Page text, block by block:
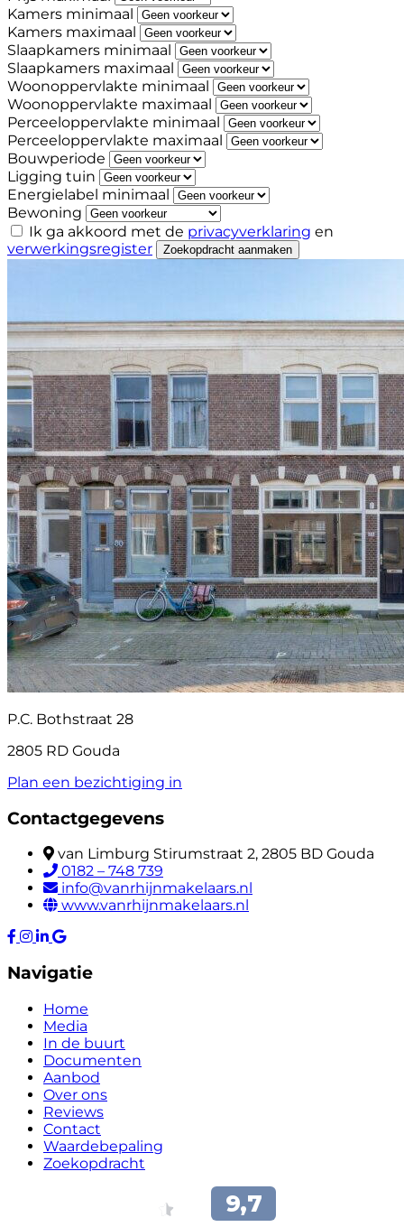
Kamers minimaal
Kamers maximaal
Slaapkamers minimaal
Slaapkamers maximaal
Woonoppervlakte minimaal
Woonoppervlakte maximaal
Perceeloppervlakte minimaal
Perceeloppervlakte maximaal
Bouwperiode
Ligging tuin
Energielabel minimaal
Bewoning
Ik ga akkoord met de privacyverklaring en
verwerkingsregister
Zoekopdracht aanmaken
P.C. Bothstraat 28
2805 RD Gouda
Plan een bezichtiging in
Contactgegevens
van Limburg Stirumstraat 2, 2805 BD Gouda
0182 – 748 739
info@vanrhijnmakelaars.nl
www.vanrhijnmakelaars.nl
Navigatie
Home
Media
In de buurt
Documenten
Aanbod
Over ons
Reviews
Contact
Waardebepaling
Zoekopdracht